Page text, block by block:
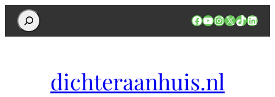
Search Facebook
YouTube
Instagram
X TikTok
dichteraanhuis.nl